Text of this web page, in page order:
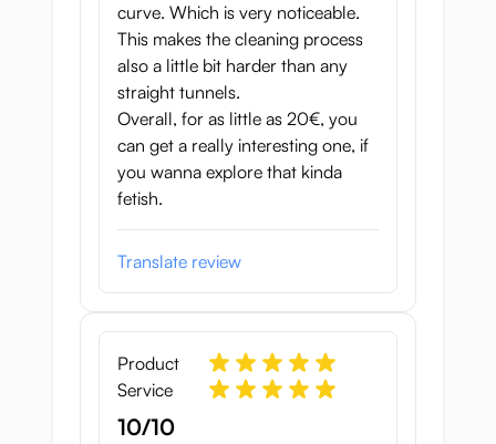
curve. Which is very noticeable.
This makes the cleaning process
also a little bit harder than any
straight tunnels.
Overall, for as little as 20€, you
can get a really interesting one, if
you wanna explore that kinda
fetish.
Translate review
Product
Service
10/10